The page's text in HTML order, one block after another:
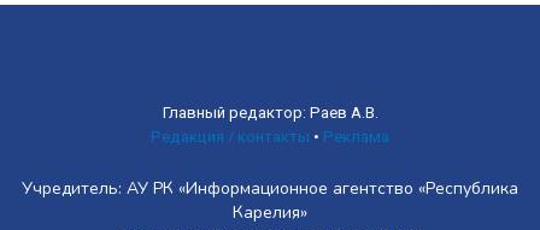
Главный редактор: Раев А.В.
Редакция / контакты • Реклама
Учредитель: АУ РК «Информационное агентство «Республика
Карелия»